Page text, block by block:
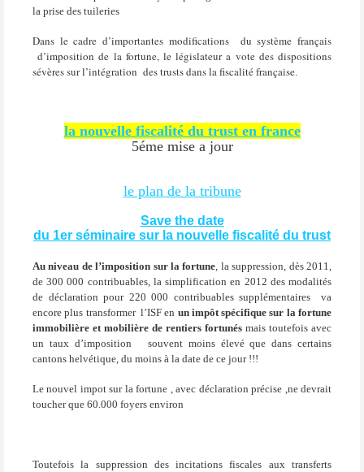
la prise des tuileries
Dans le cadre d’importantes modifications
du système français
d’imposition de la fortune, le législateur a vote des dispositions
sévères sur l’intégration des trusts dans la fiscalité française.
la nouvelle fiscalité du trust en france
5éme mise a jour
le plan de la tribune
Save the date
du 1er séminaire sur la nouvelle fiscalité du trust
Au niveau de l’imposition sur la fortune, la suppression, dès 2011,
de 300 000 contribuables, la simplification en 2012 des modalités
de déclaration pour 220 000 contribuables supplémentaires
va
encore plus transformer l’ISF en un impôt spécifique sur la fortune
immobilière et mobilière de rentiers fortunés mais toutefois avec
un taux d’imposition
souvent moins élevé que dans certains
cantons helvétique, du moins à la date de ce jour !!!
Le nouvel impot sur la fortune , avec déclaration précise ,ne devrait
toucher que 60.000 foyers environ
Toutefois la suppression des incitations fiscales aux transferts